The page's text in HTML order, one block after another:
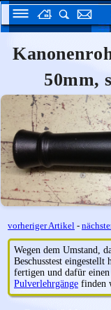
50mm,
vorheriger Artikel -
Wegen dem Umstand,
Beschusstest
fertigen und dafür
Pulverlehrgänge finden